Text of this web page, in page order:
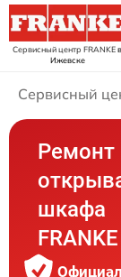
Сервисный центр FRANKEв
Ижевске
Сервисный
Ремонт
шкафа